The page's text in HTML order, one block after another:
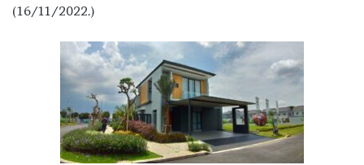
(16/11/2022.)